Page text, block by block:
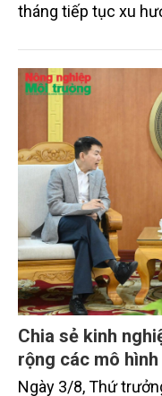
tháng tiếp tục xu
trưởng khá. Diện
thủy sản đều tăng
Chia sẻ kinh
rộng các mô
Ngày 3/8, Thứ